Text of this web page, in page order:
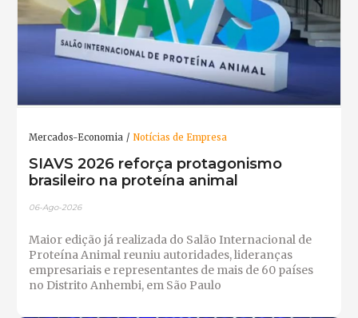
Mercados-Economia Notícias de Empresa
SIAVS 2026 reforça protagonismo
brasileiro na proteína animal
06-Ago-2026
Maior edição já realizada do Salão Internacional de
Proteína Animal reuniu autoridades, lideranças
empresariais e representantes de mais de 60 países
no Distrito Anhembi, em São Paulo